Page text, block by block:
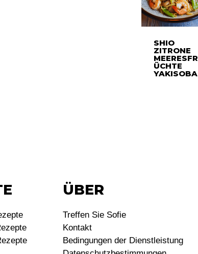
SHIO
ZITRONE
MEERESFR
ÜCHTE
YAKISOBA
ÜBER
Treffen Sie Sofie
Kontakt
Bedingungen der Dienstleistung